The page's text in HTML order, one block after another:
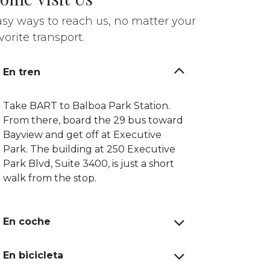
ways to reach us, no matter your
transport.
En tren
Take BART to Balboa Park Station.
From there, board the 29 bus toward
Bayview and get off at Executive
Park. The building at 250 Executive
Park Blvd, Suite 3400, is just a short
walk from the stop.
En coche
En bicicleta